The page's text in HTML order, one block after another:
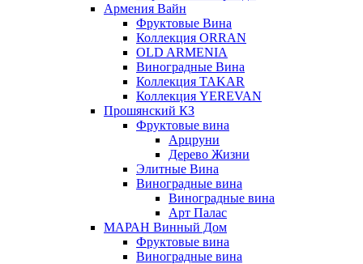
Армения Вайн
Фруктовые Вина
Коллекция ORRAN
OLD ARMENIA
Виноградные Вина
Коллекция TAKAR
Коллекция YEREVAN
Прошянский КЗ
Фруктовые вина
Арцруни
Дерево Жизни
Элитные Вина
Виноградные вина
Виноградные вина
Арт Палас
МАРАН Винный Дом
Фруктовые вина
Виноградные вина